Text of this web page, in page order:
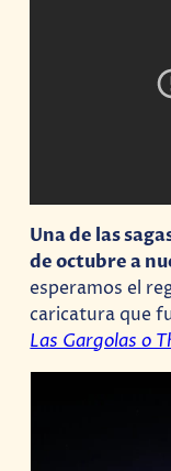
Una de las
de octubre a
esperamos el
caricatura que
Las Gargolas o